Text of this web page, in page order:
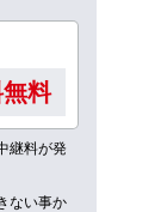
料
継料が発
ない事か